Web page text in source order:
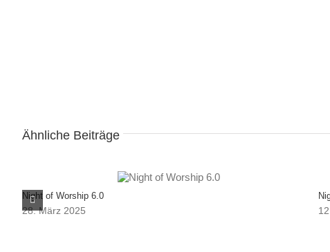
Ähnliche Beiträge
Night of Worship 6.0
28. März 2025
Notwendig